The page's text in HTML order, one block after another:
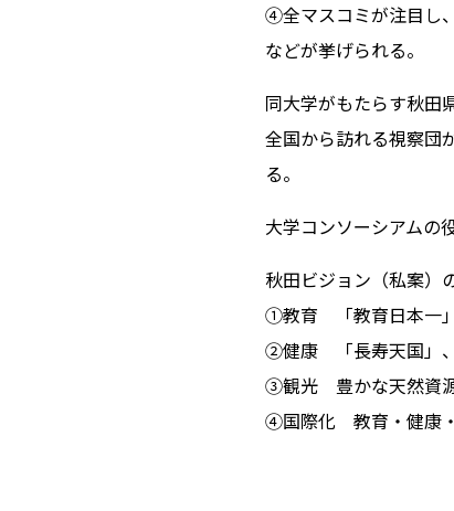
④全マスコミが注目し
などが挙げられる。
同大学がもたらす秋田
全国から訪れる視察団
る。
大学コンソーシアムの
秋田ビジョン（私案）
①教育 「教育日本一
②健康 「長寿天国」
③観光 豊かな天然資源
④国際化 教育・健康